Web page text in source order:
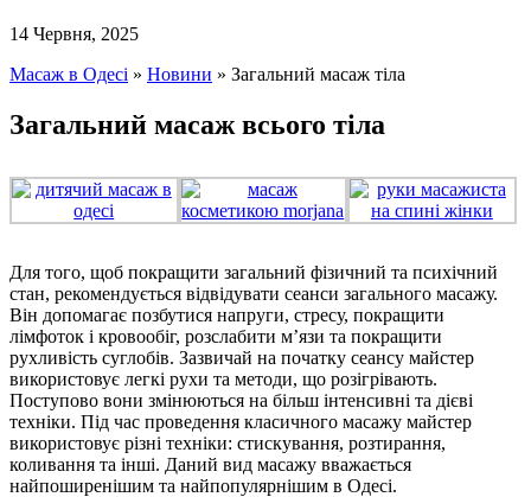
14 Червня, 2025
Масаж в Одесі » Новини » Загальний масаж тіла
Загальний масаж всього тіла
Для того, щоб покращити загальний фізичний та психічний
стан, рекомендується відвідувати сеанси загального масажу.
Він допомагає позбутися напруги, стресу, покращити
лімфоток і кровообіг, розслабити м’язи та покращити
рухливість суглобів. Зазвичай на початку сеансу майстер
використовує легкі рухи та методи, що розігрівають.
Поступово вони змінюються на більш інтенсивні та дієві
техніки. Під час проведення класичного масажу майстер
використовує різні техніки: стискування, розтирання,
коливання та інші. Даний вид масажу вважається
найпоширенішим та найпопулярнішим в Одесі.